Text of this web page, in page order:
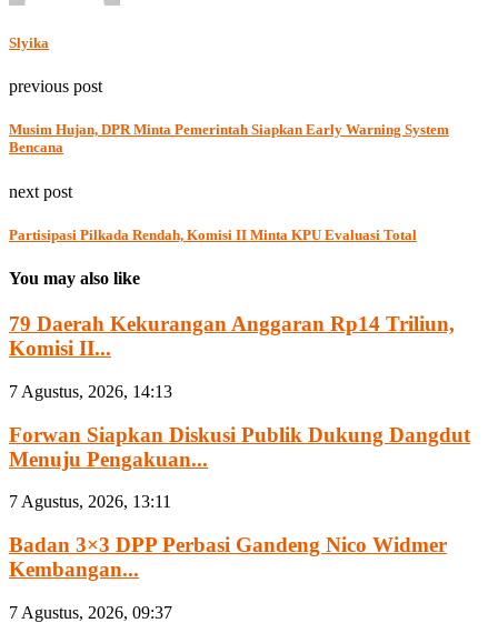
Slyika
previous post
Musim Hujan, DPR Minta Pemerintah Siapkan Early Warning System
Bencana
next post
Partisipasi Pilkada Rendah, Komisi II Minta KPU Evaluasi Total
You may also like
79 Daerah Kekurangan Anggaran Rp14 Triliun,
Komisi II...
7 Agustus, 2026, 14:13
Forwan Siapkan Diskusi Publik Dukung Dangdut
Menuju Pengakuan...
7 Agustus, 2026, 13:11
Badan 3×3 DPP Perbasi Gandeng Nico Widmer
Kembangan...
7 Agustus, 2026, 09:37